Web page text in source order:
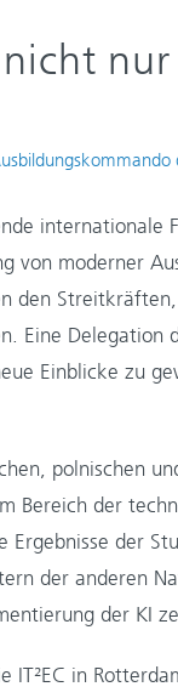
nicht
von moderner
den
Eine Delegation
Einblicke zu
polnischen
Bereich der
Ergebnisse der
der anderen
der KI
IT²EC in